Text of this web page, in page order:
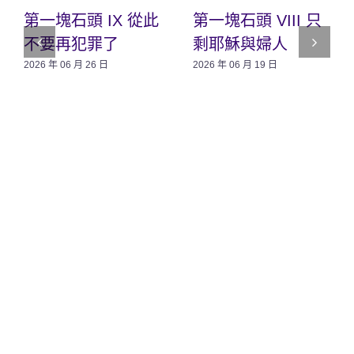
第一塊石頭 IX 從此
不要再犯罪了
2026 年 06 月 26 日
第一塊石頭 VIII 只
剩耶穌與婦人
2026 年 06 月 19 日